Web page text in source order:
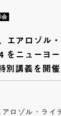
会
エアロゾル
をニューヨ
別講義を開催
ロゾル・ライ